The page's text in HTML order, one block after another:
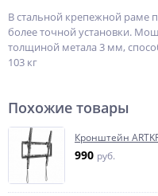
В стальной крепежной раме
более точной установки.
толщиной метала 3 мм,
103 кг
Похожие товары
Кронштейн
990 руб.